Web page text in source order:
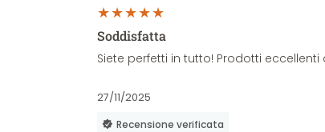
Soddisfatta
Siete perfetti in tutto! Prodotti
27/11/2025
Recensione verificata